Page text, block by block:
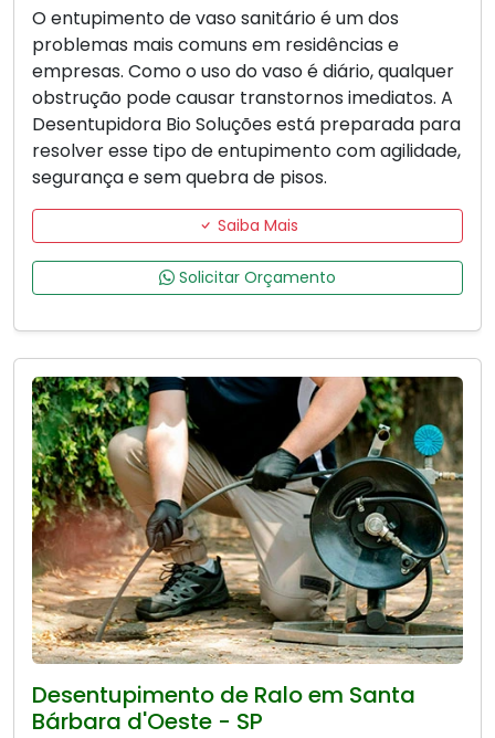
O entupimento de vaso sanitário é um dos
problemas mais comuns em residências e
empresas. Como o uso do vaso é diário, qualquer
obstrução pode causar transtornos imediatos. A
Desentupidora Bio Soluções está preparada para
resolver esse tipo de entupimento com agilidade,
segurança e sem quebra de pisos.
Saiba Mais
Solicitar Orçamento
Desentupimento de Ralo em Santa
Bárbara d'Oeste - SP